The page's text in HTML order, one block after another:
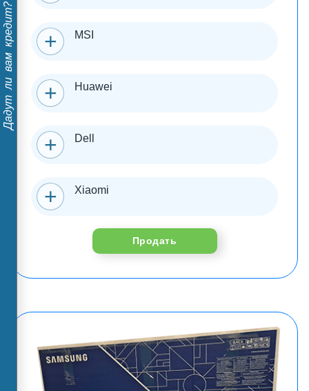
Дадут ли вам кредит? MSI
Huawei
Dell
Xiaomi
Продать